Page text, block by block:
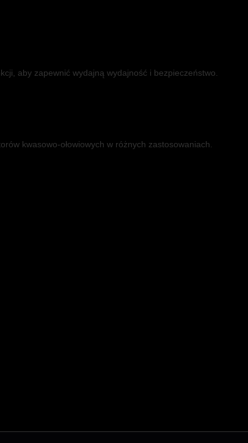
aby zapewnić wydajną wydajność i bezpieczeństwo.
kwasowo-ołowiowych w różnych zastosowaniach.